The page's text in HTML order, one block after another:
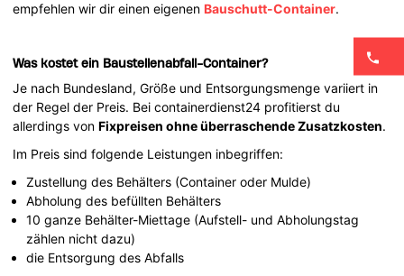
empfehlen wir dir einen eigenen Bauschutt-Container.
Was kostet ein Baustellenabfall-Container?
Je nach Bundesland, Größe und Entsorgungsmenge variiert in
der Regel der Preis. Bei containerdienst24 profitierst du
allerdings vonFixpreisen ohne überraschende Zusatzkosten.
Im Preis sind folgende Leistungen inbegriffen:
Zustellung des Behälters (Container oder Mulde)
Abholung des befüllten Behälters
10 ganze Behälter-Miettage (Aufstell- und Abholungstag
zählen nicht dazu)
die Entsorgung des Abfalls